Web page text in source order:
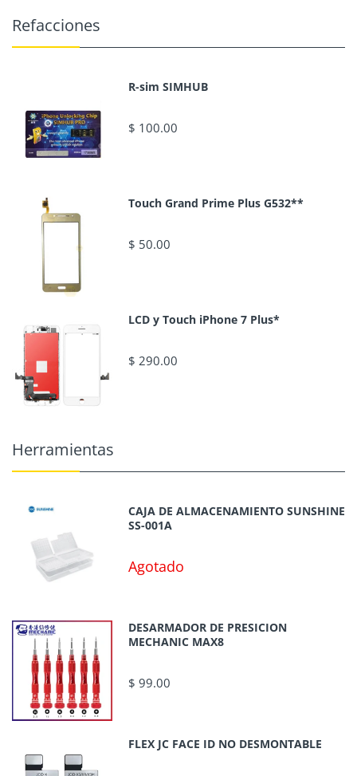
Refacciones
R-sim SIMHUB
$ 100.00
Touch Grand Prime Plus G532**
$ 50.00
LCD y Touch iPhone 7 Plus*
$ 290.00
Herramientas
CAJA DE ALMACENAMIENTO SUNSHINE
SS-001A
Agotado
DESARMADOR DE PRESICION
MECHANIC MAX8
$ 99.00
FLEX JC FACE ID NO DESMONTABLE